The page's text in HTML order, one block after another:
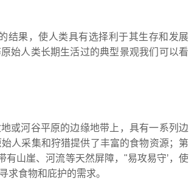
结果，使人类具有选择利于其生存和发展
始人类长期生活过的典型景观我们可以看
或河谷平原的边缘地带上，具有一系列边
人采集和狩猎提供了丰富的食物资源；第
山崖、河流等天然屏障，"易攻易守’，使
寻求食物和庇护的需求。